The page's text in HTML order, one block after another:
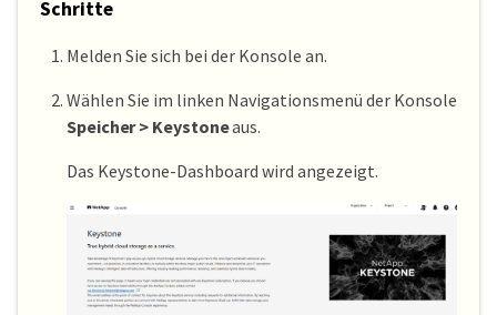
Schritte
Melden Sie sich bei der Konsole an.
Wählen Sie im linken Navigationsmenü der Konsole
Speicher > Keystoneaus.
Das Keystone-Dashboard wird angezeigt.